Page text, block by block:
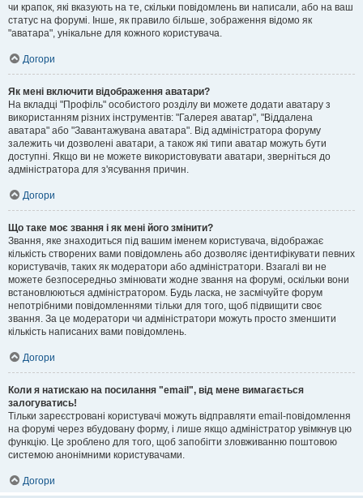
чи крапок, які вказують на те, скільки повідомлень ви написали, або на ваш
статус на форумі. Інше, як правило більше, зображення відомо як
"аватара", унікальне для кожного користувача.
Догори
Як мені включити відображення аватари?
На вкладці "Профіль" особистого розділу ви можете додати аватару з
використанням різних інструментів: "Галерея аватар", "Віддалена
аватара" або "Завантажувана аватара". Від адміністратора форуму
залежить чи дозволені аватари, а також які типи аватар можуть бути
доступні. Якщо ви не можете використовувати аватари, зверніться до
адміністратора для з'ясування причин.
Догори
Що таке моє звання і як мені його змінити?
Звання, яке знаходиться під вашим іменем користувача, відображає
кількість створених вами повідомлень або дозволяє ідентифікувати певних
користувачів, таких як модератори або адміністратори. Взагалі ви не
можете безпосередньо змінювати жодне звання на форумі, оскільки вони
встановлюються адміністратором. Будь ласка, не засмічуйте форум
непотрібними повідомленнями тільки для того, щоб підвищити своє
звання. За це модератори чи адміністратори можуть просто зменшити
кількість написаних вами повідомлень.
Догори
Коли я натискаю на посилання "email", від мене вимагається
залогуватись!
Тільки зареєстровані користувачі можуть відправляти email-повідомлення
на форумі через вбудовану форму, і лише якщо адміністратор увімкнув цю
функцію. Це зроблено для того, щоб запобігти зловживанню поштовою
системою анонімними користувачами.
Догори